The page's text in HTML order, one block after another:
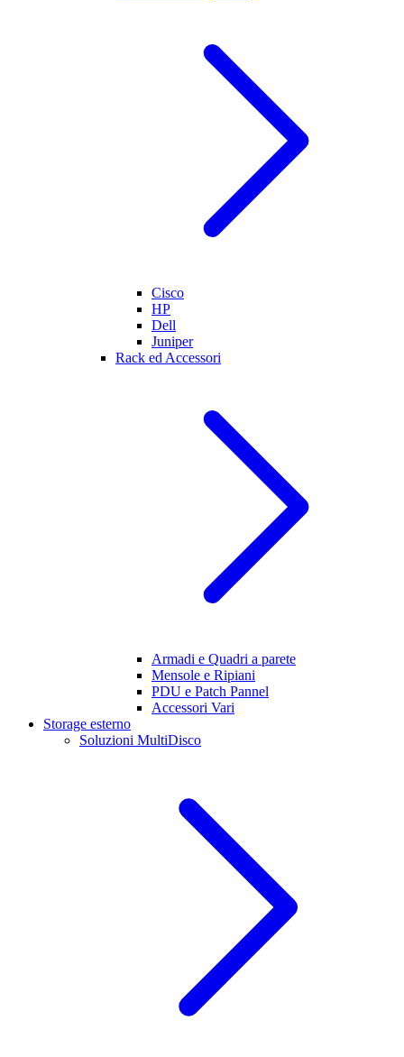
Cisco
HP
Dell
Juniper
Rack ed Accessori
Armadi e Quadri a parete
Mensole e Ripiani
PDU e Patch Pannel
Accessori Vari
Storage esterno
Soluzioni MultiDisco